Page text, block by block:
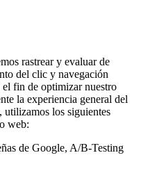
rastrear y evaluar de
del clic y navegación
fin de optimizar nuestro
la experiencia general del
los siguientes
web:
de Google, A/B-Testing